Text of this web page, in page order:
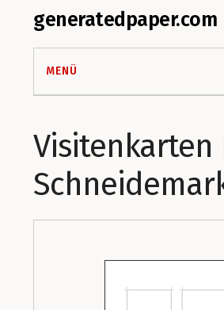
generatedpaper.com
MENÜ
Visitenkarten